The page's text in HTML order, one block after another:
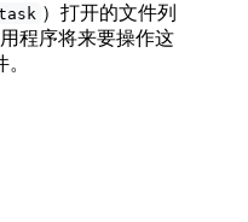
）打开的文件列
程序将来要操作这